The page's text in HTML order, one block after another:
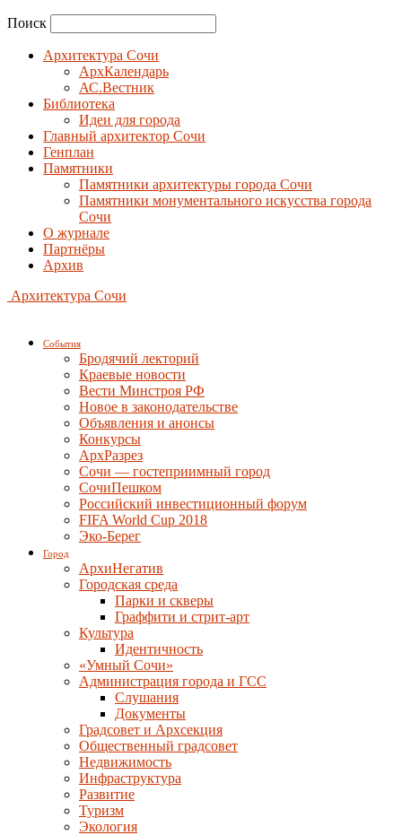
Поиск
Архитектура Сочи
АрхКалендарь
АС.Вестник
Библиотека
Идеи для города
Главный архитектор Сочи
Генплан
Памятники
Памятники архитектуры города Сочи
Памятники монументального искусства города
Сочи
О журнале
Партнёры
Архив
Архитектура Сочи
События
Бродячий лекторий
Краевые новости
Вести Минстроя РФ
Новое в законодательстве
Объявления и анонсы
Конкурсы
АрхРазрез
Сочи — гостеприимный город
СочиПешком
Российский инвестиционный форум
FIFA World Cup 2018
Эко-Берег
Город
АрхиНегатив
Городская среда
Парки и скверы
Граффити и стрит-арт
Культура
Идентичность
«Умный Сочи»
Администрация города и ГСС
Слушания
Документы
Градсовет и Архсекция
Общественный градсовет
Недвижимость
Инфраструктура
Развитие
Туризм
Экология